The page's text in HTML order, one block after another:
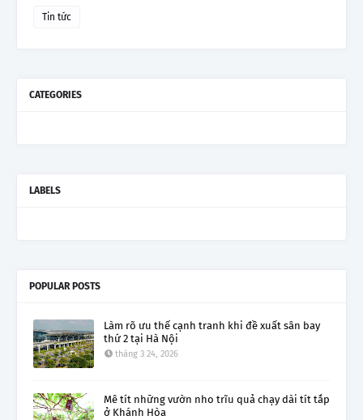
Tin tức
CATEGORIES
LABELS
POPULAR POSTS
Làm rõ ưu thế cạnh tranh khi đề xuất sân bay
thứ 2 tại Hà Nội
tháng 3 24, 2026
Mê tít những vườn nho trĩu quả chạy dài tít tắp
ở Khánh Hòa